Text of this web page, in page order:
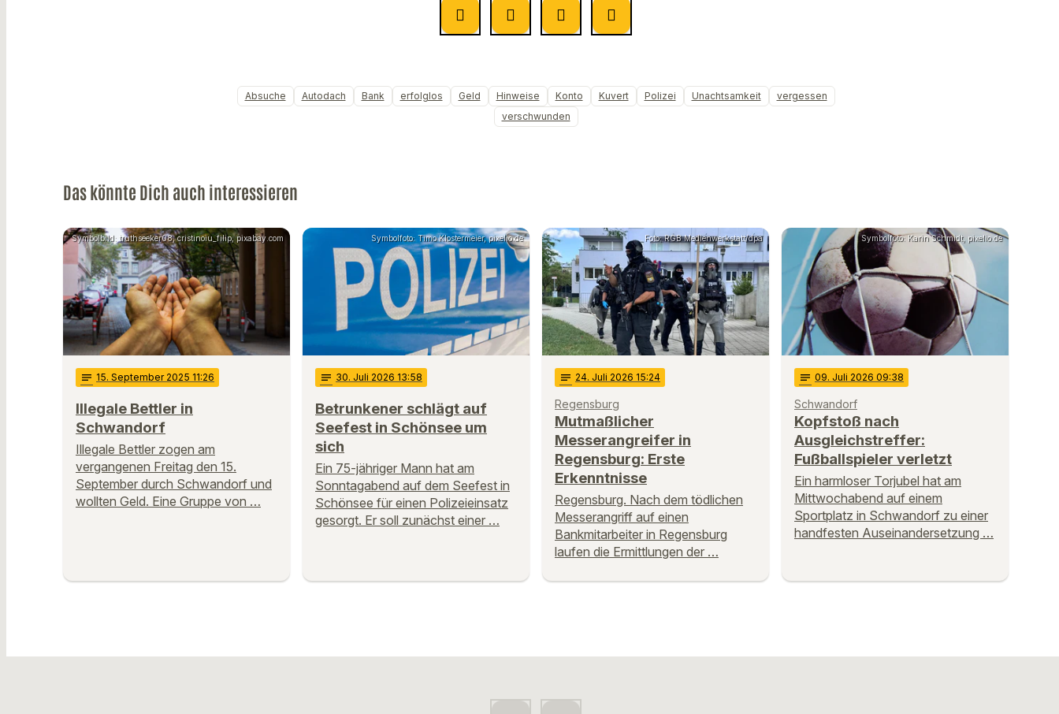
Absuche Autodach Bank erfolglos Geld Hinweise Konto Kuvert Polizei Unachtsamkeit
vergessen
verschwunden
Das könnte Dich auch interessieren
Symbolbild: truthseeker08, cristinoiu_filip, pixabay.com
notes 15. September 2025 11:26
Illegale Bettler in
Schwandorf
Illegale Bettler zogen am
vergangenen Freitag den 15.
September durch Schwandorf und
wollten Geld. Eine Gruppe von …
Symbolfoto: Timo Klostermeier, pixelio.de
notes 30. Juli 2026 13:58
Betrunkener schlägt auf
Seefest in Schönsee um
sich
Ein 75-jähriger Mann hat am
Sonntagabend auf dem Seefest in
Schönsee für einen Polizeieinsatz
gesorgt. Er soll zunächst einer …
Foto: RGB Medienwerkstatt/dpa
notes 24. Juli 2026 15:24
Regensburg
Mutmaßlicher
Messerangreifer in
Regensburg: Erste
Erkenntnisse
Regensburg. Nach dem tödlichen
Messerangriff auf einen
Bankmitarbeiter in Regensburg
laufen die Ermittlungen der …
Symbolfoto: Karin Schmidt, pixelio.de
notes 09. Juli 2026 09:38
Schwandorf
Kopfstoß nach
Ausgleichstreffer:
Fußballspieler verletzt
Ein harmloser Torjubel hat am
Mittwochabend auf einem
Sportplatz in Schwandorf zu einer
handfesten Auseinandersetzung …